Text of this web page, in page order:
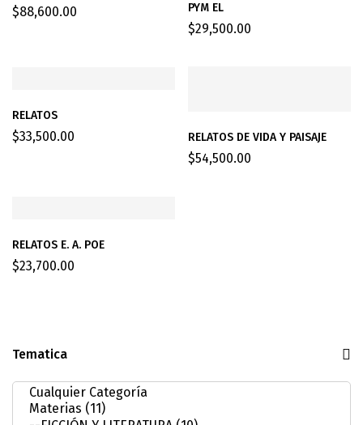
Tematica
$88,600.00
PYM EL
$29,500.00
RELATOS
$33,500.00 RELATOS DE VIDA Y PAISAJE
$54,500.00
RELATOS E. A. POE
$23,700.00